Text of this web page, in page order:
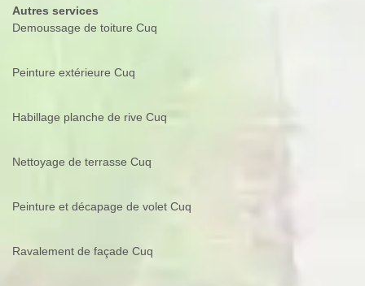
Autres services
Demoussage de toiture Cuq
Peinture extérieure Cuq
Habillage planche de rive Cuq
Nettoyage de terrasse Cuq
Peinture et décapage de volet Cuq
Ravalement de façade Cuq